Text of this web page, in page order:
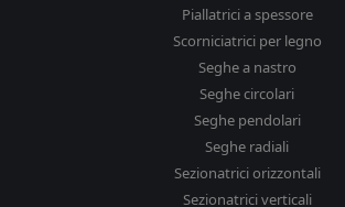
Piallatrici a spessore
Scorniciatrici per legno
Seghe a nastro
Seghe circolari
Seghe pendolari
Seghe radiali
Sezionatrici orizzontali
Sezionatrici verticali